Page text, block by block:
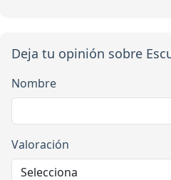
Deja tu opinión sobre
Nombre
Valoración